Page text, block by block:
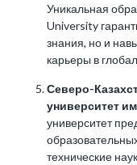
Уникальная
University
знания, но и
карьеры в
Северо-
университет
университет
технические